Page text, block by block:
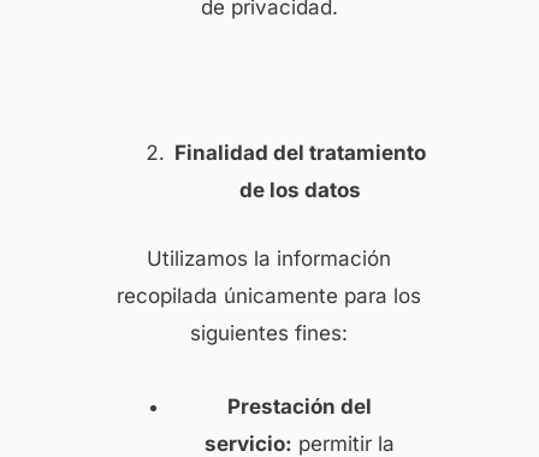
de privacidad.
Finalidad del tratamiento
de los datos
Utilizamos la información
recopilada únicamente para los
siguientes fines:
Prestación del
servicio: permitir la